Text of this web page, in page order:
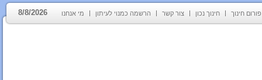
פורום חינוך חינוך נכון צור קשר הרשמה כמנוי לעיתון מי אנחנו 8/8/2026